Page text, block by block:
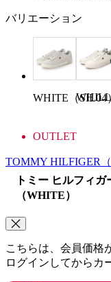
バリエーション
WHITE（SIL04
WHILL
OUTLET
TOMMY HILFIGER
トミー ヒルフィ
（WHITE）
こちらは、会員価格
ログインしてからカ